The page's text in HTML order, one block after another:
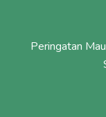
Peringatan